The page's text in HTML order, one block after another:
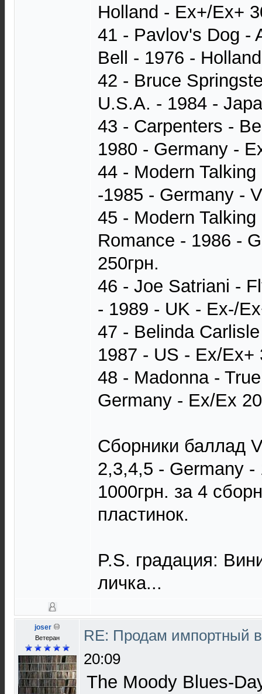
Holland - Ex+/Ex+
41 - Pavlov's Dog -
Bell - 1976 -
42 - Bruce
U.S.A. - 1984 -
43 - Carpenters -
1980 - Germany -
44 - Modern
-1985 - Germany -
45 - Modern
Romance - 1986 -
250грн.
46 - Joe Satriani -
- 1989 - UK - Ex-/
47 - Belinda
1987 - US - Ex/Ex+
48 - Madonna -
Germany - Ex/Ex
Сборники баллад
2,3,4,5 - Germany
1000грн. за 4
пластинок.
P.S. градация:
личка...
joser
Ветеран
RE: Продам импортный
20:09
The Moody Blues-